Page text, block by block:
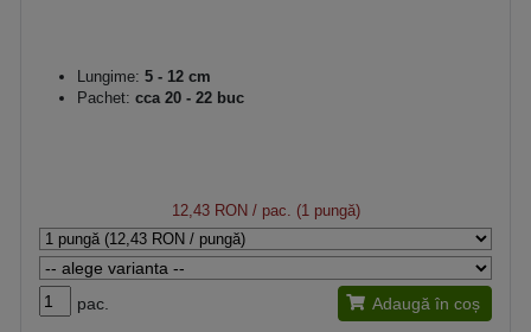
Lungime: 5 - 12 cm
Pachet: cca 20 - 22 buc
12,43 RON / pac. (1 pungă)
pac. Adaugă în coș